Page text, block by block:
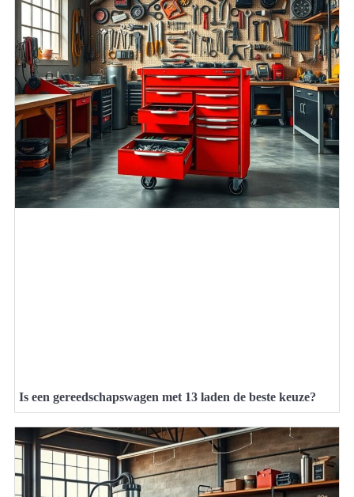
Is een gereedschapswagen met 13 laden de beste keuze?